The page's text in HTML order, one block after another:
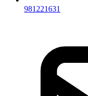
981221631